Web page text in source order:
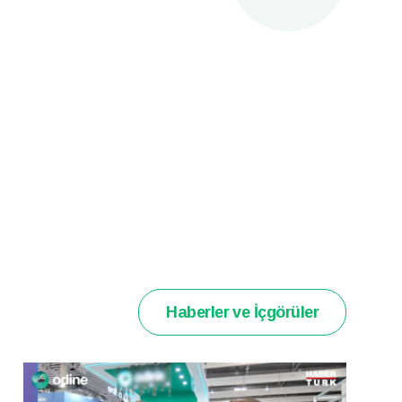
Haberler ve İçgörüler